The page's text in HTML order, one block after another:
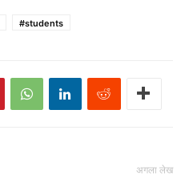
#students
अगला लेख